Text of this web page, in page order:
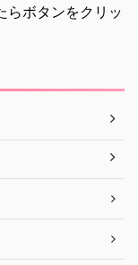
らボタンをクリッ